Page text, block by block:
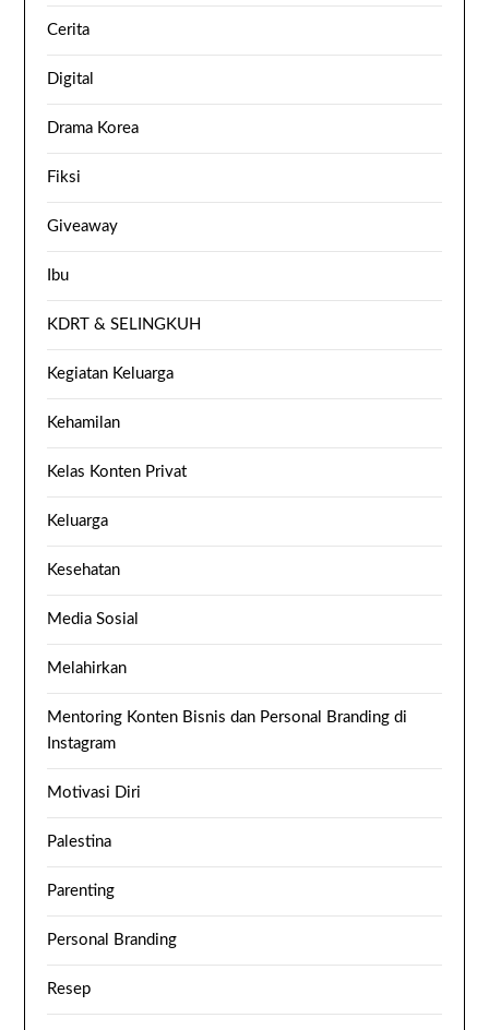
Cerita
Digital
Drama Korea
Fiksi
Giveaway
Ibu
KDRT & SELINGKUH
Kegiatan Keluarga
Kehamilan
Kelas Konten Privat
Keluarga
Kesehatan
Media Sosial
Melahirkan
Mentoring Konten Bisnis dan Personal Branding di
Instagram
Motivasi Diri
Palestina
Parenting
Personal Branding
Resep